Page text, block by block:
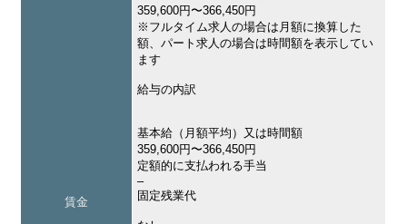
賃金
359,600円〜366,450円
※フルタイム求人の場合は月額に換算した
額、パート求人の場合は時間額を表示してい
ます
給与の内訳
基本給（月額平均）又は時間額
359,600円〜366,450円
定額的に支払われる手当
–
固定残業代